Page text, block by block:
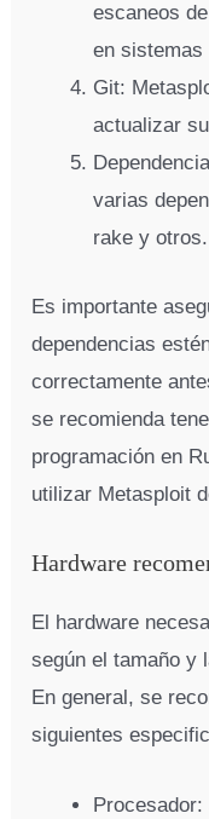
escaneos
en sistemas
Git:
actualizar
varias
rake y otros.
Es importante
dependencias
correctamente
se recomienda
programación en
utilizar Metasploit
Hardware
El hardware
según el tamaño y
En general, se
siguientes